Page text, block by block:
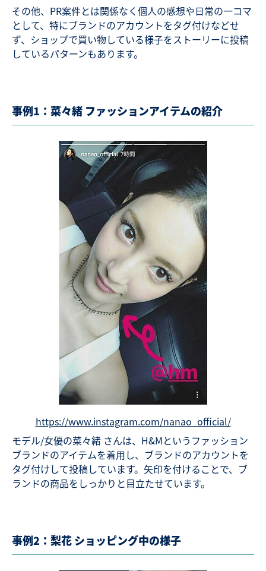
その他、PR案件とは関係なく個人の感想や日常の一コマ
として、特にブランドのアカウントをタグ付けなどせ
ず、ショップで買い物している様子をストーリーに投稿
しているパターンもあります。
事例1：菜々緒 ファッションアイテムの紹介
https://www.instagram.com/nanao_official/
モデル/女優の菜々緒 さんは、H&Mというファッション
ブランドのアイテムを着用し、ブランドのアカウントを
タグ付けして投稿しています。矢印を付けることで、ブ
ランドの商品をしっかりと目立たせています。
事例2：梨花 ショッピング中の様子